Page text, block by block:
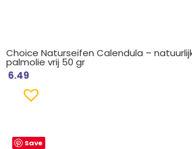
Choice Naturseifen Calendula –
palmolie vrij 50 gr
6.49
Save